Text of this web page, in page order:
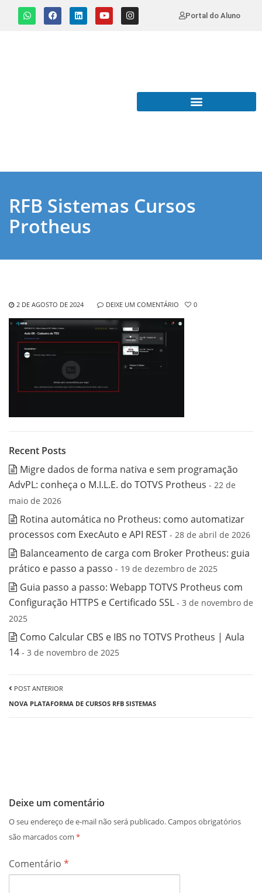
Portal do Aluno
RFB Sistemas Cursos
Protheus
2 DE AGOSTO DE 2024 DEIXE UM COMENTÁRIO 0
Recent Posts
Migre dados de forma nativa e sem programação
AdvPL: conheça o M.I.L.E. do TOTVS Protheus - 22 de
maio de 2026
Rotina automática no Protheus: como automatizar
processos com ExecAuto e API REST - 28 de abril de 2026
Balanceamento de carga com Broker Protheus: guia
prático e passo a passo - 19 de dezembro de 2025
Guia passo a passo: Webapp TOTVS Protheus com
Configuração HTTPS e Certificado SSL - 3 de novembro de
2025
Como Calcular CBS e IBS no TOTVS Protheus | Aula
14 - 3 de novembro de 2025
POST ANTERIOR
NOVA PLATAFORMA DE CURSOS RFB SISTEMAS
Deixe um comentário
O seu endereço de e-mail não será publicado.Campos obrigatórios
são marcados com *
Comentário *